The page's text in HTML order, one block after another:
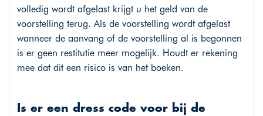
volledig wordt afgelast krijgt u het geld van de
voorstelling terug. Als de voorstelling wordt afgelast
wanneer de aanvang of de voorstelling al is begonnen
is er geen restitutie meer mogelijk. Houdt er rekening
mee dat dit een risico is van het boeken.
Is er een dress code voor bij de